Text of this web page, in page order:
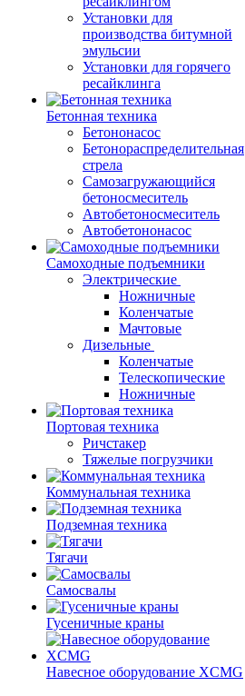
Установки для
производства битумной
эмульсии
Установки для горячего
ресайклинга
Бетонная техника
Бетононасос
Бетонораспределительная
стрела
Самозагружающийся
бетоносмеситель
Автобетоносмеситель
Автобетононасос
Самоходные подъемники
Электрические
Ножничные
Коленчатые
Мачтовые
Дизельные
Коленчатые
Телескопические
Ножничные
Портовая техника
Ричстакер
Тяжелые погрузчики
Коммунальная техника
Подземная техника
Тягачи
Самосвалы
Гусеничные краны
Навесное оборудование XCMG